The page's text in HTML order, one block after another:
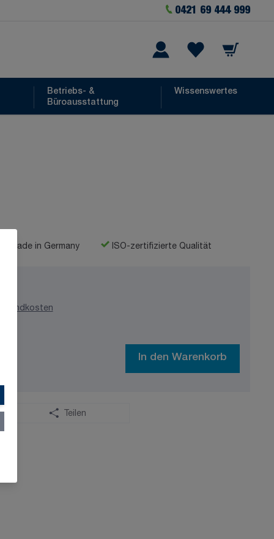
0421 69 444 999
Warenkorb
Betriebs- &
Büroausstattung
Wissenswertes
Made in Germany ISO-zertifizierte Qualität
In den Warenkorb
Teilen